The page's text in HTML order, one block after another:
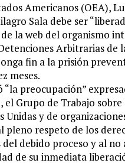
Americanos (OEA),
Sala debe ser
la web del organismo
Arbitrarias de
fin a la prisión
meses.
preocupación”
Grupo de Trabajo
y de
pleno respeto de los
debido proceso y al
de su inmediata